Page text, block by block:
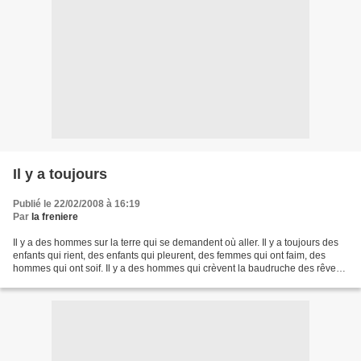
Il y a toujours
Publié le 22/02/2008 à 16:19
Par la freniere
Il y a des hommes sur la terre qui se demandent où aller. Il y a toujours des
enfants qui rient, des enfants qui pleurent, des femmes qui ont faim, des
hommes qui ont soif. Il y a des hommes qui crèvent la baudruche des rêves.